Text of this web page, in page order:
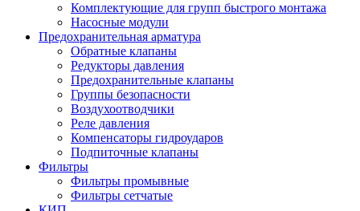
Комплектующие для групп быстрого монтажа
Насосные модули
Предохранительная арматура
Обратные клапаны
Редукторы давления
Предохранительные клапаны
Группы безопасности
Воздухоотводчики
Реле давления
Компенсаторы гидроударов
Подпиточные клапаны
Фильтры
Фильтры промывные
Фильтры сетчатые